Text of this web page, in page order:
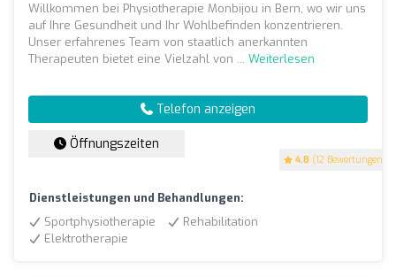
4.8 (12 Bewertungen)
Willkommen bei Physiotherapie Monbijou in Bern, wo wir uns
auf Ihre Gesundheit und Ihr Wohlbefinden konzentrieren.
Unser erfahrenes Team von staatlich anerkannten
Therapeuten bietet eine Vielzahl von ... Weiterlesen
Telefon anzeigen
Öffnungszeiten
Dienstleistungen und Behandlungen:
Sportphysiotherapie
Rehabilitation
Elektrotherapie